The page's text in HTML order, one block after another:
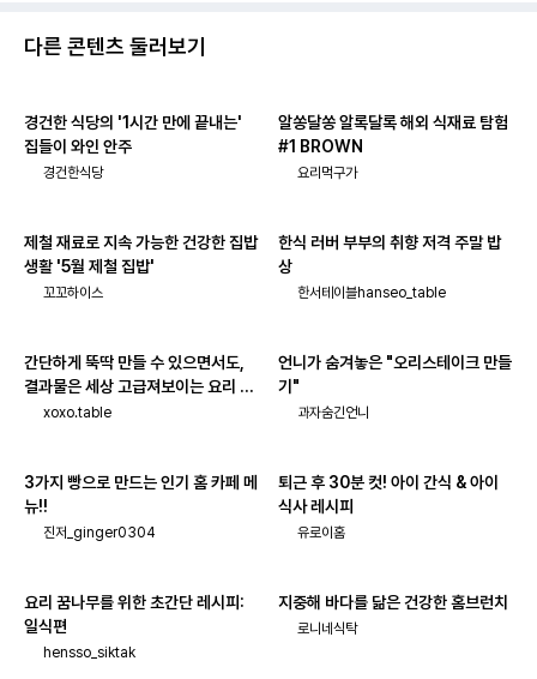
다른 콘텐츠 둘러보기
경건한 식당의 '1시간 만에 끝내는'
집들이 와인 안주
경건한식당
알쏭달쏭 알록달록 해외 식재료 탐험
#1 BROWN
요리먹구가
제철 재료로 지속 가능한 건강한 집밥
생활 '5월 제철 집밥'
꼬꼬하이스
한식 러버 부부의 취향 저격 주말 밥
상
한서테이블hanseo_table
간단하게 뚝딱 만들 수 있으면서도,
결과물은 세상 고급져보이는 요리 모
xoxo.table
언니가 숨겨놓은 "오리스테이크 만들
기"
과자숨긴언니
3가지 빵으로 만드는 인기 홈 카페 메
뉴!!
진저_ginger0304
퇴근 후 30분 컷! 아이 간식 & 아이
식사 레시피
유로이홈
요리 꿈나무를 위한 초간단 레시피:
일식편
hensso_siktak
지중해 바다를 닮은 건강한 홈브런치
로니네식탁